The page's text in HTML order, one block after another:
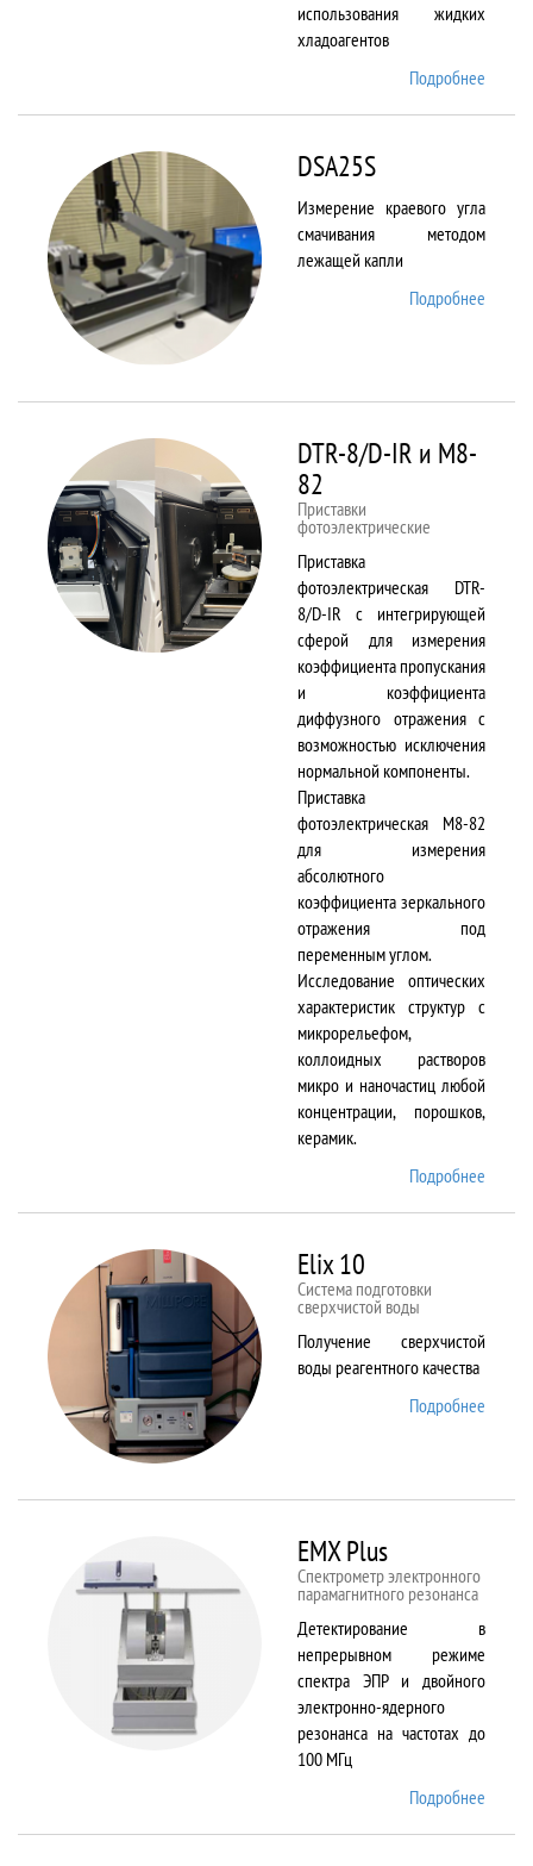
использования жидких
хладоагентов
Подробнее
DSA25S
Измерение краевого угла
смачивания методом
лежащей капли
Подробнее
DTR-8/D-IR и М8-
82
Приставки
фотоэлектрические
Приставка
фотоэлектрическая DTR-
8/D-IR с интегрирующей
сферой для измерения
коэффициента пропускания
и коэффициента
диффузного отражения с
возможностью исключения
нормальной компоненты.
Приставка
фотоэлектрическая М8-82
для измерения
абсолютного
коэффициента зеркального
отражения под
переменным углом.
Исследование оптических
характеристик структур с
микрорельефом,
коллоидных растворов
микро и наночастиц любой
концентрации, порошков,
керамик.
Подробнее
Elix 10
Cистема подготовки
сверхчистой воды
Получение сверхчистой
воды реагентного качества
Подробнее
EMX Plus
Спектрометр электронного
парамагнитного резонанса
Детектирование в
непрерывном режиме
спектра ЭПР и двойного
электронно-ядерного
резонанса на частотах до
100 МГц
Подробнее